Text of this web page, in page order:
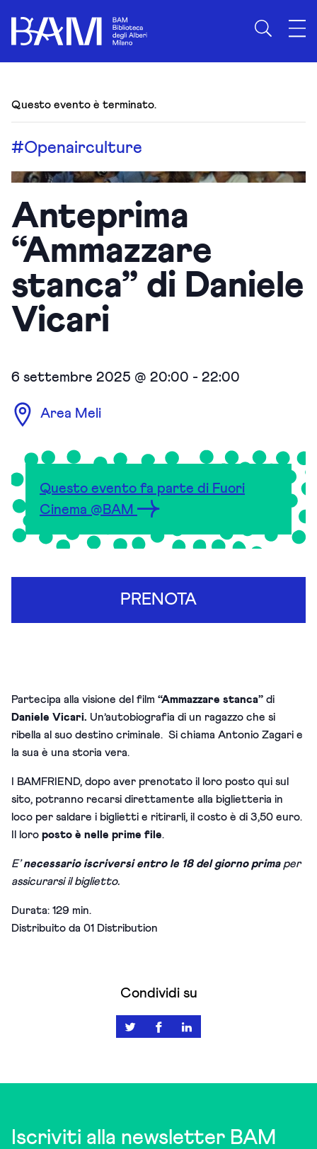
Questo evento è terminato.
#Openairculture
Anteprima
“Ammazzare
stanca” di Daniele
Vicari
Partecipa alla visione del film “Ammazzare stanca” di
Daniele Vicari. Un’autobiografia di un ragazzo che si
ribella al suo destino criminale. Si chiama Antonio Zagari e
la sua è una storia vera.
I BAMFRIEND, dopo aver prenotato il loro posto qui sul
sito, potranno recarsi direttamente alla biglietteria in
loco per saldare i biglietti e ritirarli, il costo è di 3,50 euro.
Il loro posto è nelle prime file.
E’necessario iscriversi entro le 18 del giorno primaper
assicurarsi il biglietto.
Durata: 129 min.
Distribuito da 01 Distribution
6 settembre 2025 @ 20:00 - 22:00
Area Meli
Questo evento fa parte di Fuori
Cinema @BAM
PRENOTA
Condividi su
Iscriviti alla newsletter BAM